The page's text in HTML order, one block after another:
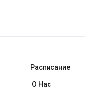
Расписание
О Нас